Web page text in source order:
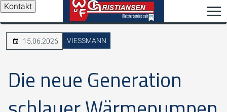
Kontakt
15.06.2026 VIESSMANN
Die neue Generation